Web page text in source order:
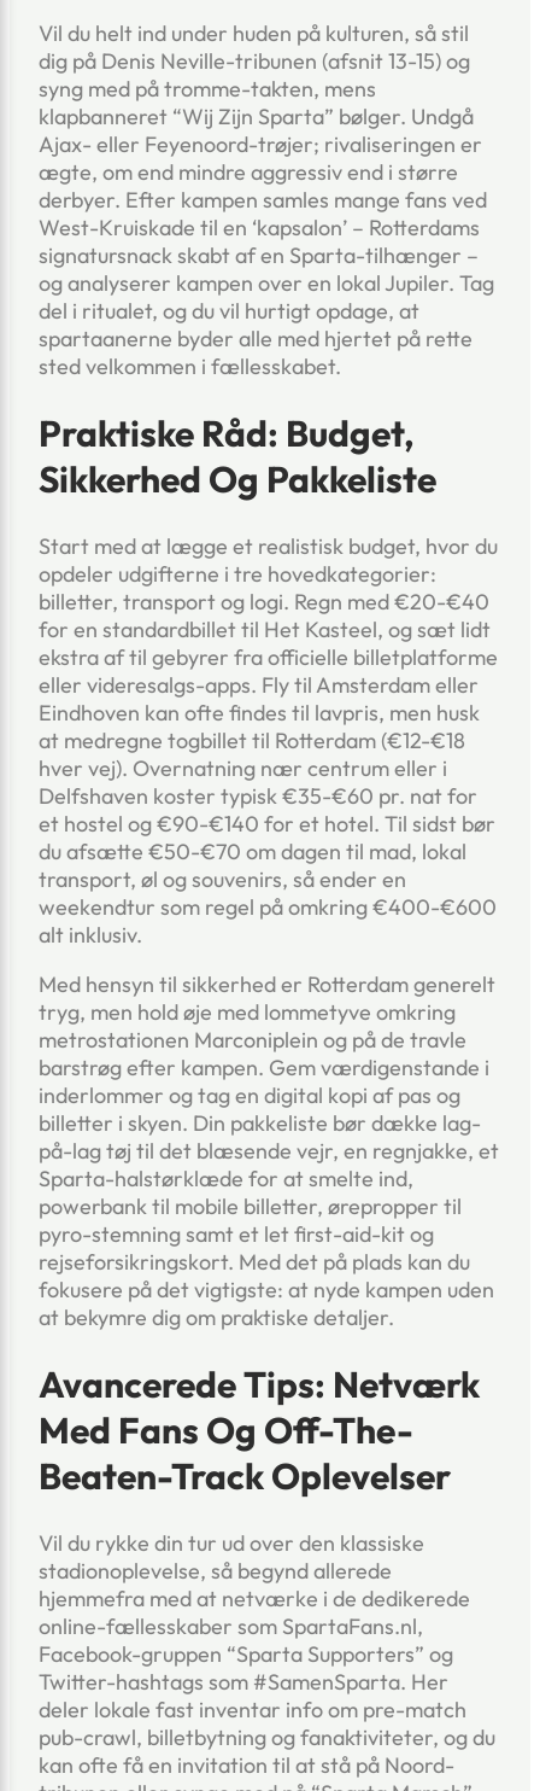
Vil du helt ind under huden på kulturen, så stil
dig på Denis Neville-tribunen (afsnit 13-15) og
syng med på tromme-takten, mens
klapbanneret “Wij Zijn Sparta” bølger. Undgå
Ajax- eller Feyenoord-trøjer; rivaliseringen er
ægte, om end mindre aggressiv end i større
derbyer. Efter kampen samles mange fans ved
West-Kruiskade til en ‘kapsalon’ – Rotterdams
signatursnack skabt af en Sparta-tilhænger –
og analyserer kampen over en lokal Jupiler. Tag
del i ritualet, og du vil hurtigt opdage, at
spartaanerne byder alle med hjertet på rette
sted velkommen i fællesskabet.
Praktiske Råd: Budget,
Sikkerhed Og Pakkeliste
Start med at lægge et realistisk budget, hvor du
opdeler udgifterne i tre hovedkategorier:
billetter, transport og logi. Regn med €20-€40
for en standardbillet til Het Kasteel, og sæt lidt
ekstra af til gebyrer fra officielle billetplatforme
eller videresalgs-apps. Fly til Amsterdam eller
Eindhoven kan ofte findes til lavpris, men husk
at medregne togbillet til Rotterdam (€12-€18
hver vej). Overnatning nær centrum eller i
Delfshaven koster typisk €35-€60 pr. nat for
et hostel og €90-€140 for et hotel. Til sidst bør
du afsætte €50-€70 om dagen til mad, lokal
transport, øl og souvenirs, så ender en
weekendtur som regel på omkring €400-€600
alt inklusiv.
Med hensyn til sikkerhed er Rotterdam generelt
tryg, men hold øje med lommetyve omkring
metrostationen Marconiplein og på de travle
barstrøg efter kampen. Gem værdigenstande i
inderlommer og tag en digital kopi af pas og
billetter i skyen. Din pakkeliste bør dække lag-
på-lag tøj til det blæsende vejr, en regnjakke, et
Sparta-halstørklæde for at smelte ind,
powerbank til mobile billetter, ørepropper til
pyro-stemning samt et let first-aid-kit og
rejseforsikringskort. Med det på plads kan du
fokusere på det vigtigste: at nyde kampen uden
at bekymre dig om praktiske detaljer.
Avancerede Tips: Netværk
Med Fans Og Off-The-
Beaten-Track Oplevelser
Vil du rykke din tur ud over den klassiske
stadionoplevelse, så begynd allerede
hjemmefra med at netværke i de dedikerede
online-fællesskaber som SpartaFans.nl,
Facebook-gruppen “Sparta Supporters” og
Twitter-hashtags som #SamenSparta. Her
deler lokale fast inventar info om pre-match
pub-crawl, billetbytning og fanaktiviteter, og du
kan ofte få en invitation til at stå på Noord-